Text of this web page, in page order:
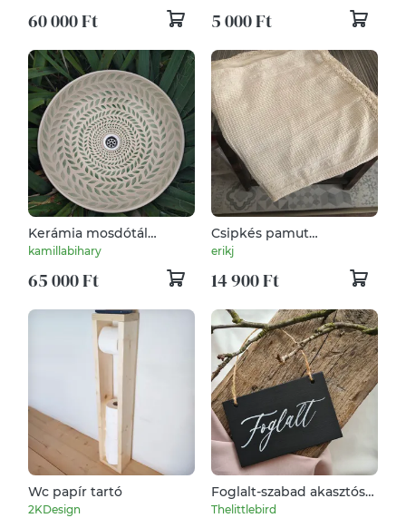
60 000 Ft 5 000 Ft
Kerámia mosdótál
leveles mintával
kamillabihary
65 000 Ft
Csipkés pamut
ágytakaró
erikj
14 900 Ft
Wc papír tartó
2KDesign
Foglalt-szabad akasztós
tábla
Thelittlebird